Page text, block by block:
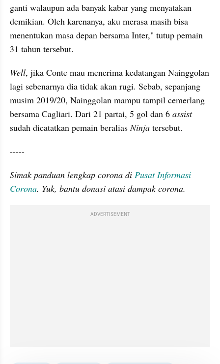
ganti walaupun ada banyak kabar yang menyatakan
demikian. Oleh karenanya, aku merasa masih bisa
menentukan masa depan bersama Inter," tutup pemain
31 tahun tersebut.
Well, jika Conte mau menerima kedatangan Nainggolan
lagi sebenarnya dia tidak akan rugi. Sebab, sepanjang
musim 2019/20, Nainggolan mampu tampil cemerlang
bersama Cagliari. Dari 21 partai, 5 gol dan 6 assist
sudah dicatatkan pemain beralias Ninja tersebut.
-----
Simak panduan lengkap corona di Pusat Informasi
Corona. Yuk, bantu donasi atasi dampak corona.
ADVERTISEMENT